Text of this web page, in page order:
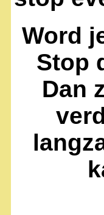
Word
Stop
Dan